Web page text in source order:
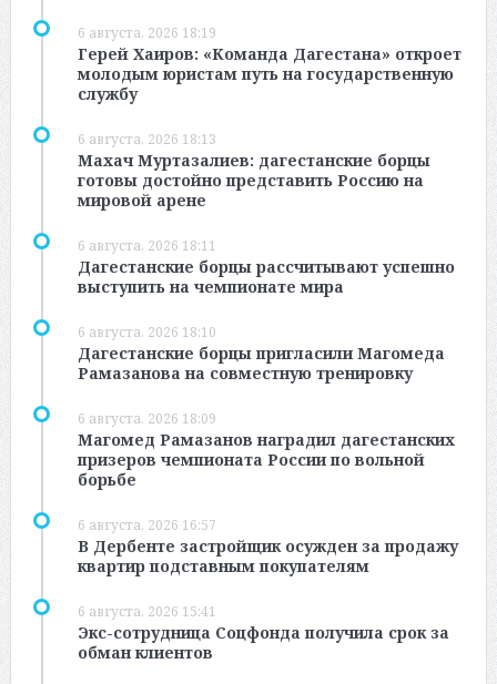
6 августа, 2026 18:19
Герей Хаиров: «Команда Дагестана» откроет
молодым юристам путь на государственную
службу
6 августа, 2026 18:13
Махач Муртазалиев: дагестанские борцы
готовы достойно представить Россию на
мировой арене
6 августа, 2026 18:11
Дагестанские борцы рассчитывают успешно
выступить на чемпионате мира
6 августа, 2026 18:10
Дагестанские борцы пригласили Магомеда
Рамазанова на совместную тренировку
6 августа, 2026 18:09
Магомед Рамазанов наградил дагестанских
призеров чемпионата России по вольной
борьбе
6 августа, 2026 16:57
В Дербенте застройщик осужден за продажу
квартир подставным покупателям
6 августа, 2026 15:41
Экс-сотрудница Соцфонда получила срок за
обман клиентов